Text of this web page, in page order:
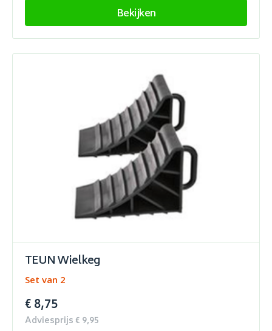
Bekijken
TEUN Wielkeg
Set van 2
€ 8,75
Adviesprijs € 9,95